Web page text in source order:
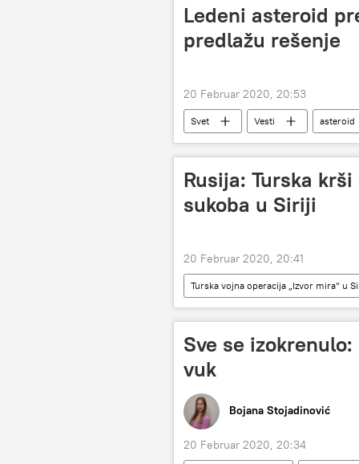
Ledeni asteroid
predlažu rešenje
20 Februar 2020, 20:53
Svet Vesti asteroid
Masačusets
NASA
Rusija: Turska
sukoba u Siriji
20 Februar 2020, 20:41
Turska vojna operacija „Izvor mira“ u
Marija Zaharova
Turska
Sve se
vuk
Bojana Stojadinović
20 Februar 2020, 20:34